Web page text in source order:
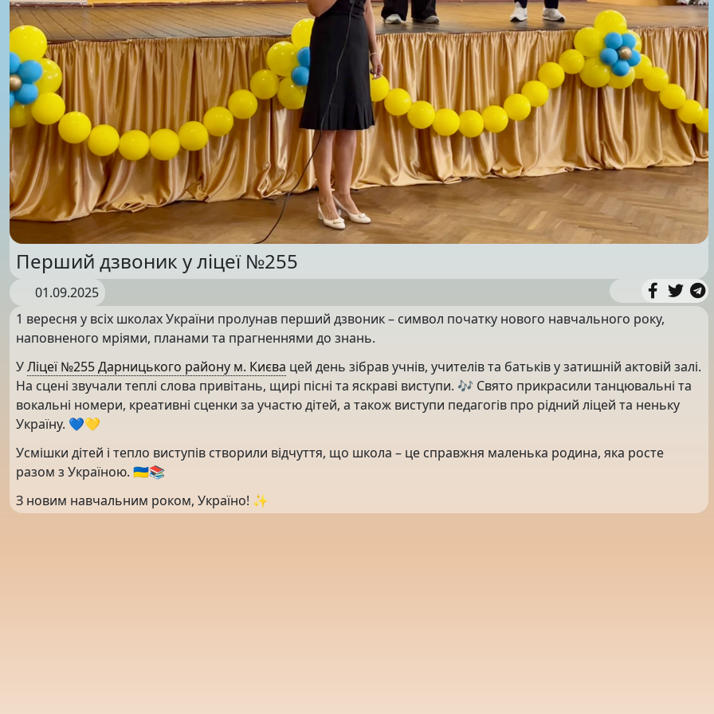
Перший дзвоник у ліцеї №255
01.09.2025
1 вересня у всіх школах України пролунав перший дзвоник – символ початку нового навчального року,
наповненого мріями, планами та прагненнями до знань.
УЛіцеї №255 Дарницького району м. Києва цей день зібрав учнів, учителів та батьків у затишній актовій залі.
На сцені звучали теплі слова привітань, щирі пісні та яскраві виступи. 🎶 Свято прикрасили танцювальні та
вокальні номери, креативні сценки за участю дітей, а також виступи педагогів про рідний ліцей та неньку
Україну. 💙💛
Усмішки дітей і тепло виступів створили відчуття, що школа – це справжня маленька родина, яка росте
разом з Україною. 🇺🇦📚
З новим навчальним роком, Україно! ✨